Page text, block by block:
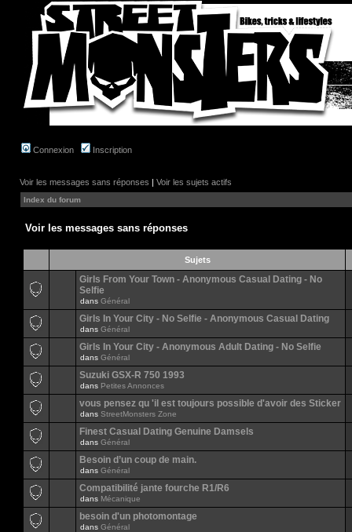
Connexion Inscription
Voir les messages sans réponses | Voir les sujets actifs
Index du forum
Voir les messages sans réponses
Sujets
Girls From Your Town - Anonymous Casual Dating - No
Selfie
dans Général
Girls In Your City - No Selfie - Anonymous Casual Dating
dans Général
Girls In Your City - Anonymous Adult Dating - No Selfie
dans Général
Suzuki GSX-R 750 1993
dans Petites Annonces
vous pensez qu 'il est toujours possible d'avoir des Sticker
dans StreetMonsters Zone
Finest Сasual Dating Genuine Damsels
dans Général
Besoin d’un coup de main.
dans Général
Compatibilité jante fourche R1/R6
dans Mécanique
besoin d'un photomontage
dans Général